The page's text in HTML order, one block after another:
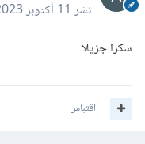
نشر11 أكتوبر 2023
شكرا جزيلا
اقتباس